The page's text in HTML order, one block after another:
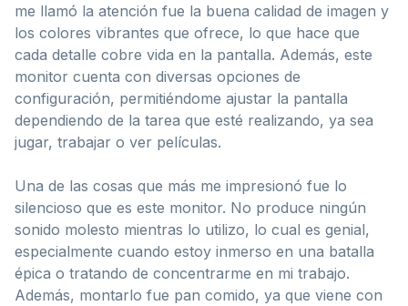
me llamó la atención fue la buena calidad de imagen y
los colores vibrantes que ofrece, lo que hace que
cada detalle cobre vida en la pantalla. Además, este
monitor cuenta con diversas opciones de
configuración, permitiéndome ajustar la pantalla
dependiendo de la tarea que esté realizando, ya sea
jugar, trabajar o ver películas.
Una de las cosas que más me impresionó fue lo
silencioso que es este monitor. No produce ningún
sonido molesto mientras lo utilizo, lo cual es genial,
especialmente cuando estoy inmerso en una batalla
épica o tratando de concentrarme en mi trabajo.
Además, montarlo fue pan comido, ya que viene con